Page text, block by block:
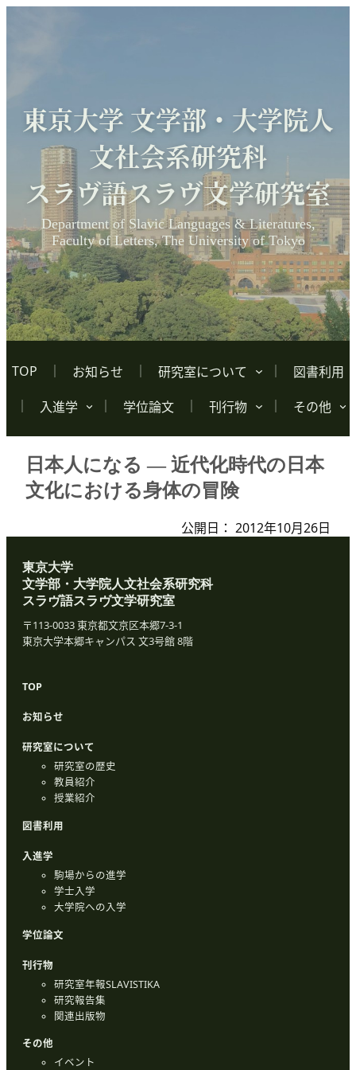
東京大学 文学部・大学院人
文社会系研究科
スラヴ語スラヴ文学研究室
Department of Slavic Languages & Literatures,
Faculty of Letters, The University of Tokyo
TOP お知らせ 研究室について
図書利用
入進学
学位論文 刊行物 その他
日本人になる ― 近代化時代の日本
文化における身体の冒険
公開日： 2012年10月26日
東京大学
文学部・大学院人文社会系研究科
スラヴ語スラヴ文学研究室
〒113-0033 東京都文京区本郷7-3-1
東京大学本郷キャンパス 文3号館 8階
TOP
お知らせ
研究室について
研究室の歴史
教員紹介
授業紹介
図書利用
入進学
駒場からの進学
学士入学
大学院への入学
学位論文
刊行物
研究室年報SLAVISTIKA
研究報告集
関連出版物
その他
イベント